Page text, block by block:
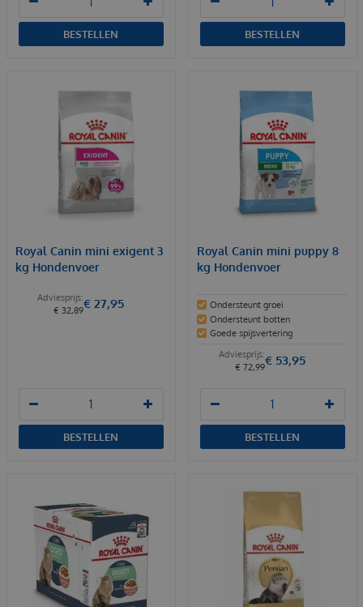
BESTELLEN BESTELLEN
Royal Canin mini exigent 3
kg Hondenvoer
€ 32,89€ 27,95
BESTELLEN
Royal Canin mini puppy 8
kg Hondenvoer
Ondersteunt groei
Ondersteunt botten
Goede spijsvertering
€ 72,99€ 53,95
BESTELLEN